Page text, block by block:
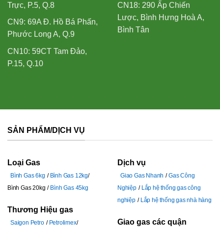
Trực, P.5, Q.8
CN9: 69A Đ. Hồ Bá Phấn,
Phước Long A, Q.9
CN10: 59CT Tam Đảo,
P.15, Q.10
CN18: 290 Ấp Chiến
Lược, Bình Hưng Hoà A,
Bình Tân
SẢN PHẨM/DỊCH VỤ
Loại Gas
Bình Gas 6kg
Bình Gas 12kg
Bình Gas 20kg
Bình Gas 45kg
Thương Hiệu gas
Saigon Petro
Petrolimex
Dịch vụ
Giao Gas Nhanh
Gas Công
Nghiệp
Lắp hệ thống gas công
nghiệp
Lắp hệ thống gas nhà hàng
Giao gas các quận